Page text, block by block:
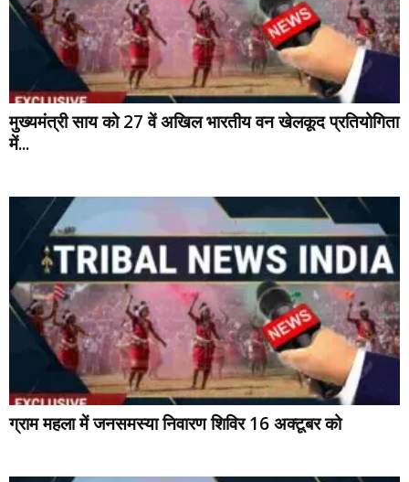
मुख्यमंत्री साय को 27 वें अखिल भारतीय वन खेलकूद प्रतियोगिता
में...
ग्राम महला में जनसमस्या निवारण शिविर 16 अक्टूबर को